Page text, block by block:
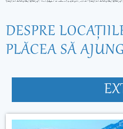
DESPRE
PLĂCEA SĂ